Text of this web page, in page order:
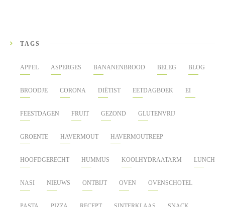
TAGS
APPEL ASPERGES BANANENBROOD BELEG BLOG
BROODJE CORONA DIËTIST EETDAGBOEK EI
FEESTDAGEN FRUIT GEZOND GLUTENVRIJ
GROENTE HAVERMOUT HAVERMOUTREEP
HOOFDGERECHT HUMMUS KOOLHYDRAATARM LUNCH
NASI NIEUWS ONTBIJT OVEN OVENSCHOTEL